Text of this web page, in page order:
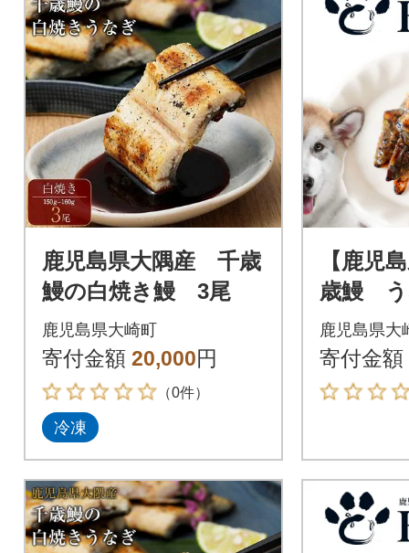
鹿児島県大隅産 千歳
鰻の白焼き鰻 3尾
鹿児島県大崎町
寄付金額 20,000円
（0件）
冷凍
【鹿児
歳鰻 う
ペット
装 1袋
鹿児島県大
寄付金額